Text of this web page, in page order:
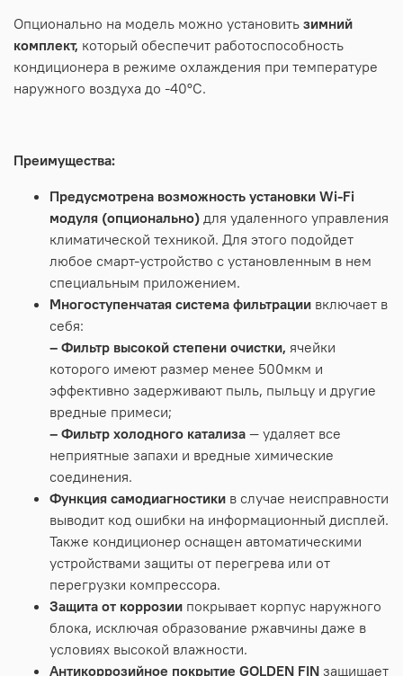
Опционально на модель можно установить зимний
комплект, который обеспечит работоспособность
кондиционера в режиме охлаждения при температуре
наружного воздуха до -40°С.
Преимущества:
Предусмотрена возможность установки Wi-Fi
модуля (опционально) для удаленного управления
климатической техникой. Для этого подойдет
любое смарт-устройство с установленным в нем
специальным приложением.
Многоступенчатая система фильтрации включает в
себя:
– Фильтр высокой степени очистки, ячейки
которого имеют размер менее 500мкм и
эффективно задерживают пыль, пыльцу и другие
вредные примеси;
– Фильтр холодного катализа — удаляет все
неприятные запахи и вредные химические
соединения.
Функция самодиагностики в случае неисправности
выводит код ошибки на информационный дисплей.
Также кондиционер оснащен автоматическими
устройствами защиты от перегрева или от
перегрузки компрессора.
Защита от коррозии покрывает корпус наружного
блока, исключая образование ржавчины даже в
условиях высокой влажности.
Антикоррозийное покрытие GOLDEN FIN защищает